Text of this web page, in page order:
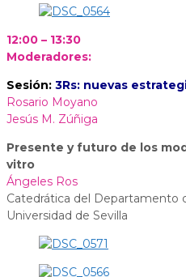
12:00 – 13:30
Moderadores:
Sesión: 3Rs: nuevas
Rosario Moyano
Jesús M. Zúñiga
Presente y futuro de los
vitro
Ángeles Ros
Catedrática del Departamento
Universidad de Sevilla